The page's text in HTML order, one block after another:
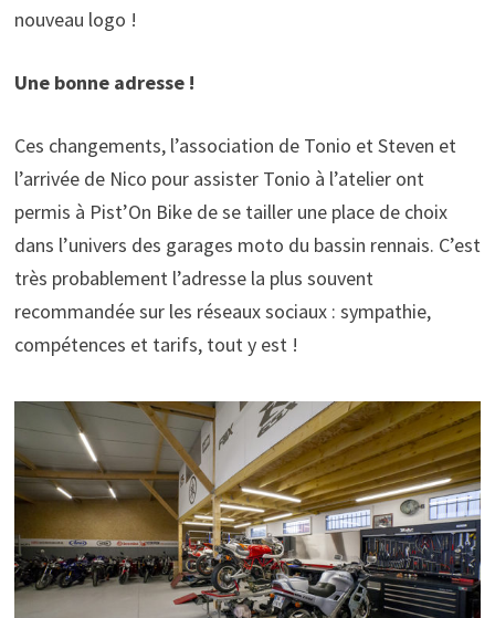
nouveau logo !
Une bonne adresse !
Ces changements, l’association de Tonio et Steven et
l’arrivée de Nico pour assister Tonio à l’atelier ont
permis à Pist’On Bike de se tailler une place de choix
dans l’univers des garages moto du bassin rennais. C’est
très probablement l’adresse la plus souvent
recommandée sur les réseaux sociaux : sympathie,
compétences et tarifs, tout y est !